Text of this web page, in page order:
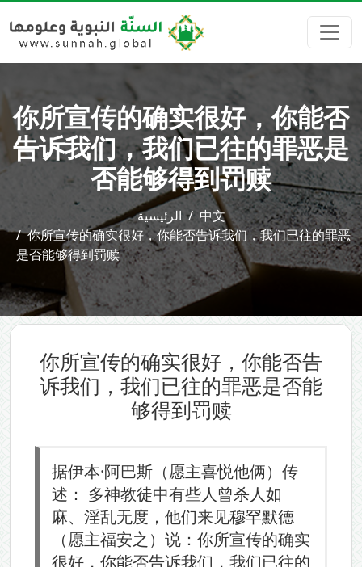
你所宣传的确实很好，你能否
告诉我们，我们已往的罪恶是
否能够得到罚赎
الرئيسية
中文
你所宣传的确实很好，你能否告诉我们，我们已往的罪恶
是否能够得到罚赎
你所宣传的确实很好，你能否告
诉我们，我们已往的罪恶是否能
够得到罚赎
据伊本·阿巴斯（愿主喜悦他俩）传
述： 多神教徒中有些人曾杀人如
麻、淫乱无度，他们来见穆罕默德
（愿主福安之）说：你所宣传的确实
很好，你能否告诉我们，我们已往的